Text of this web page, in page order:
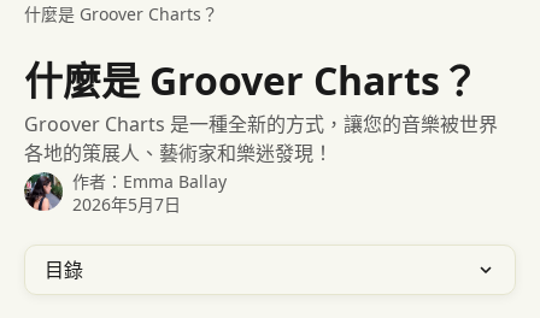
什麼是 Groover Charts？
什麼是 Groover Charts？
Groover Charts 是一種全新的方式，讓您的音樂被世界
各地的策展人、藝術家和樂迷發現！
作者： Emma Ballay
2026年5月7日
目錄